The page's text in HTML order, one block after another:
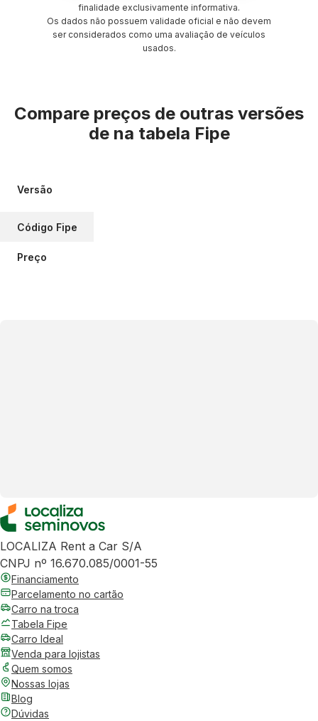
finalidade exclusivamente informativa.
Os dados não possuem validade oficial e não devem
ser considerados como uma avaliação de veículos
usados.
Compare preços de outras versões
de na tabela Fipe
Versão
Código Fipe
Preço
LOCALIZA Rent a Car S/A
CNPJ nº 16.670.085/0001-55
Financiamento
Parcelamento no cartão
Carro na troca
Tabela Fipe
Carro Ideal
Venda para lojistas
Quem somos
Nossas lojas
Blog
Dúvidas